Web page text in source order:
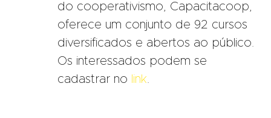
do cooperativismo, Capacitacoop,
oferece um conjunto de 92 cursos
diversificados e abertos ao público.
Os interessados podem se
cadastrar no link.